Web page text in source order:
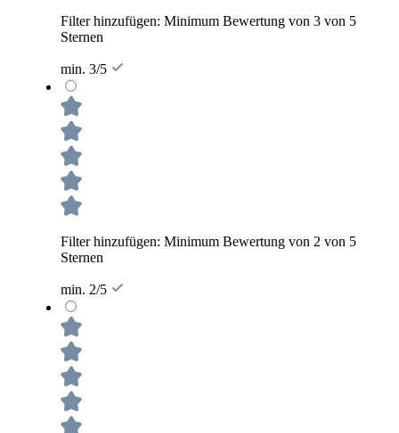
Filter hinzufügen: Minimum Bewertung von 3 von 5
Sternen
min. 3/5
Filter hinzufügen: Minimum Bewertung von 2 von 5
Sternen
min. 2/5